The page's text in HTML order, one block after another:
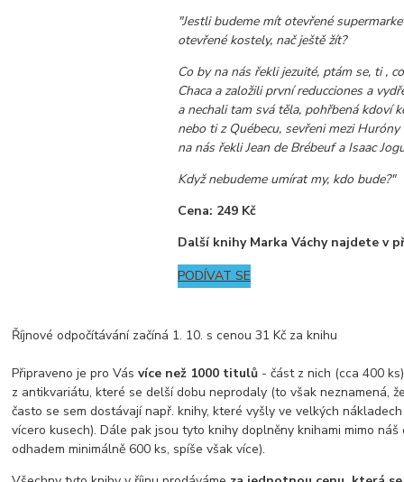
"Jestli budeme mít otevřené
otevřené kostely, nač ještě žít?
Co by na nás řekli jezuité, ptám se, ti ,
Chaca a založili první reducciones a
a nechali tam svá těla, pohřbená kdoví
nebo ti z Québecu, sevřeni mezi Huróny
na nás řekli Jean de Brébeuf a Isaac
Když nebudeme umírat my, kdo bude?"
Cena: 249 Kč
Další knihy Marka Váchy najdete v
PODÍVAT SE
Říjnové odpočítávání začíná 1. 10. s cenou 31 Kč za knihu
Připraveno je pro Vásvíce než 1000 titulů - část z nich (cca 400
z antikvariátu, které se delší dobu neprodaly (to však neznamená,
často se sem dostávají např. knihy, které vyšly ve velkých
vícero kusech). Dále pak jsou tyto knihy doplněny knihami mimo náš
odhadem minimálně 600 ks, spíše však více).